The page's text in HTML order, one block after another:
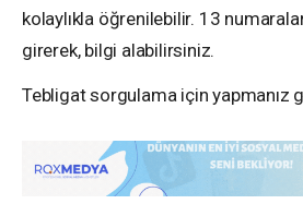
kolaylıkla öğrenilebilir. 13
girerek, bilgi alabilirsiniz.
Tebligat sorgulama için yapmanız